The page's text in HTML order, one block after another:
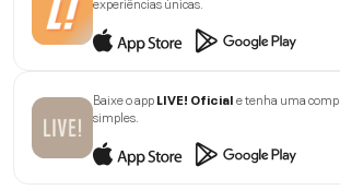
Baixe o appLIVE! Oficiale tenha uma
simples.